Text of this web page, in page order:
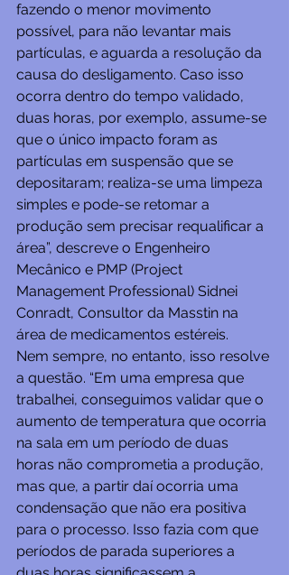
fazendo o menor movimento
possível, para não levantar mais
partículas, e aguarda a resolução da
causa do desligamento. Caso isso
ocorra dentro do tempo validado,
duas horas, por exemplo, assume-se
que o único impacto foram as
partículas em suspensão que se
depositaram; realiza-se uma limpeza
simples e pode-se retomar a
produção sem precisar requalificar a
área”, descreve o Engenheiro
Mecânico e PMP (Project
Management Professional) Sidnei
Conradt, Consultor da Masstin na
área de medicamentos estéreis.
Nem sempre, no entanto, isso resolve
a questão. “Em uma empresa que
trabalhei, conseguimos validar que o
aumento de temperatura que ocorria
na sala em um período de duas
horas não comprometia a produção,
mas que, a partir daí ocorria uma
condensação que não era positiva
para o processo. Isso fazia com que
períodos de parada superiores a